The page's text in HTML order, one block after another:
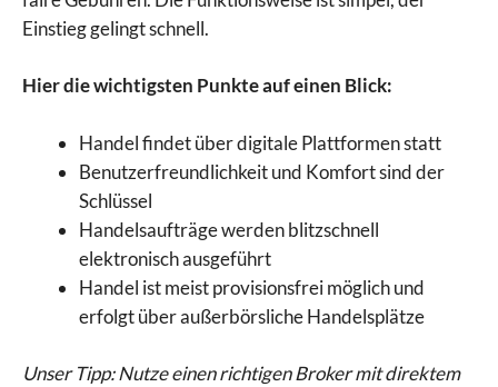
Einstieg gelingt schnell.
Hier die wichtigsten Punkte auf einen Blick:
Handel findet über digitale Plattformen statt
Benutzerfreundlichkeit und Komfort sind der
Schlüssel
Handelsaufträge werden blitzschnell
elektronisch ausgeführt
Handel ist meist provisionsfrei möglich und
erfolgt über außerbörsliche Handelsplätze
Unser Tipp: Nutze einen richtigen Broker mit direktem